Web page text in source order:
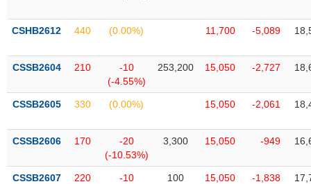
CSHB2612 440 (0.00%) 11,700 -5,089
CSSB2604 210
-10
(-4.55%)
253,200 15,050 -2,727
CSSB2605 330 (0.00%) 15,050 -2,061
CSSB2606 170
-20
(-10.53%)
3,300 15,050 -949
CSSB2607 220
-10
100 15,050 -1,838
Mã
chứng
(-)
Cổ phiếu Chỉ số
đạo
(-)
Tất cả Người nội bộ Người liên quan Cổ đông lớn